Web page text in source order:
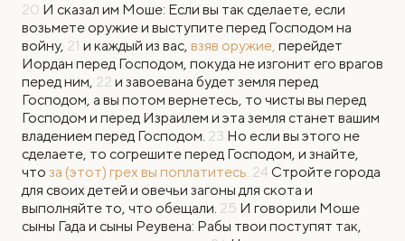
20 И сказал им Моше: Если вы так сделаете, если
возьмете оружие и выступите перед Господом на
войну, 21 и каждый из вас, взяв оружие, перейдет
Иордан перед Господом, покуда не изгонит его врагов
перед ним, 22 и завоевана будет земля перед
Господом, а вы потом вернетесь, то чисты вы перед
Господом и перед Израилем и эта земля станет вашим
владением перед Господом. 23 Но если вы этого не
сделаете, то согрешите перед Господом, и знайте,
что за (этот) грех вы поплатитесь. 24 Стройте города
для своих детей и овечьи загоны для скота и
выполняйте то, что обещали. 25 И говорили Моше
сыны Гада и сыны Реувена: Рабы твои поступят так,